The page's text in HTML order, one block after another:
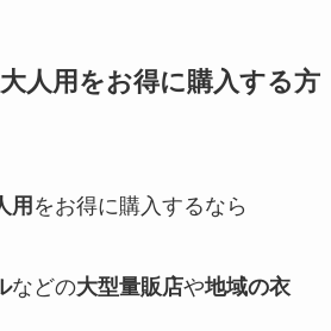
人用 をお得に購入する方
用 をお得に購入するなら
などの大型量販店や地域の衣